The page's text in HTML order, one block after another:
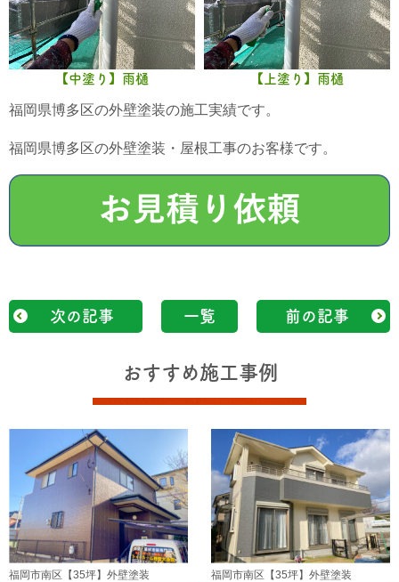
【中塗り】雨樋 【上塗り】雨樋
福岡県博多区の外壁塗装の施工実績です。
福岡県博多区の外壁塗装・屋根工事のお客様です。
次の記事 一覧 前の記事
おすすめ施工事例
福岡市南区【35坪】外壁塗装 福岡市南区【35坪】外壁塗装